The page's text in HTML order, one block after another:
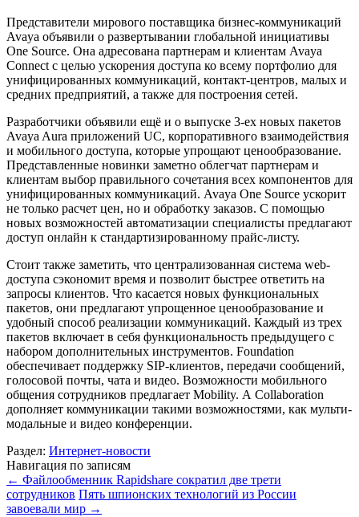
Представители мирового поставщика бизнес-коммуникаций
Avaya объявили о развертывании глобальной инициативы
One Source. Она адресована партнерам и клиентам Avaya
Connect с целью ускорения доступа ко всему портфолио для
унифицированных коммуникаций, контакт-центров, малых и
средних предприятий, а также для построения сетей.
Разработчики объявили ещё и о выпуске 3-ех новых пакетов
Avaya Aura приложений UC, корпоративного взаимодействия
и мобильного доступа, которые упрощают ценообразование.
Представленные новинки заметно облегчат партнерам и
клиентам выбор правильного сочетания всех компонентов для
унифицированных коммуникаций. Avaya One Source ускорит
не только расчет цен, но и обработку заказов. С помощью
новых возможностей автоматизации специалисты предлагают
доступ онлайн к стандартизированному прайс-листу.
Стоит также заметить, что централизованная система web-
доступа сэкономит время и позволит быстрее ответить на
запросы клиентов. Что касается новых функциональных
пакетов, они предлагают упрощенное ценообразование и
удобный способ реализации коммуникаций. Каждый из трех
пакетов включает в себя функциональность предыдущего с
набором дополнительных инструментов. Foundation
обеспечивает поддержку SIP-клиентов, передачи сообщений,
голосовой почты, чата и видео. Возможности мобильного
общения сотрудников предлагает Mobility. А Collaboration
дополняет коммуникации такими возможностями, как мульти-
модальные и видео конференции.
Раздел: Интернет-новости
Навигация по записям
← Файлообменник Rapidshare сократил две трети
сотрудников Пять шпионских технологий из России
завоевали мир →